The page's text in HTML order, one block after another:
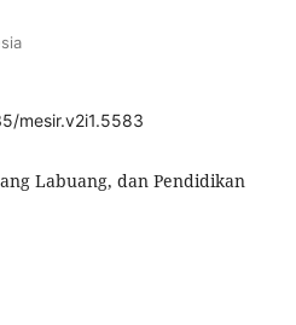
mesir.v2i1.5583
Labuang, dan Pendidikan